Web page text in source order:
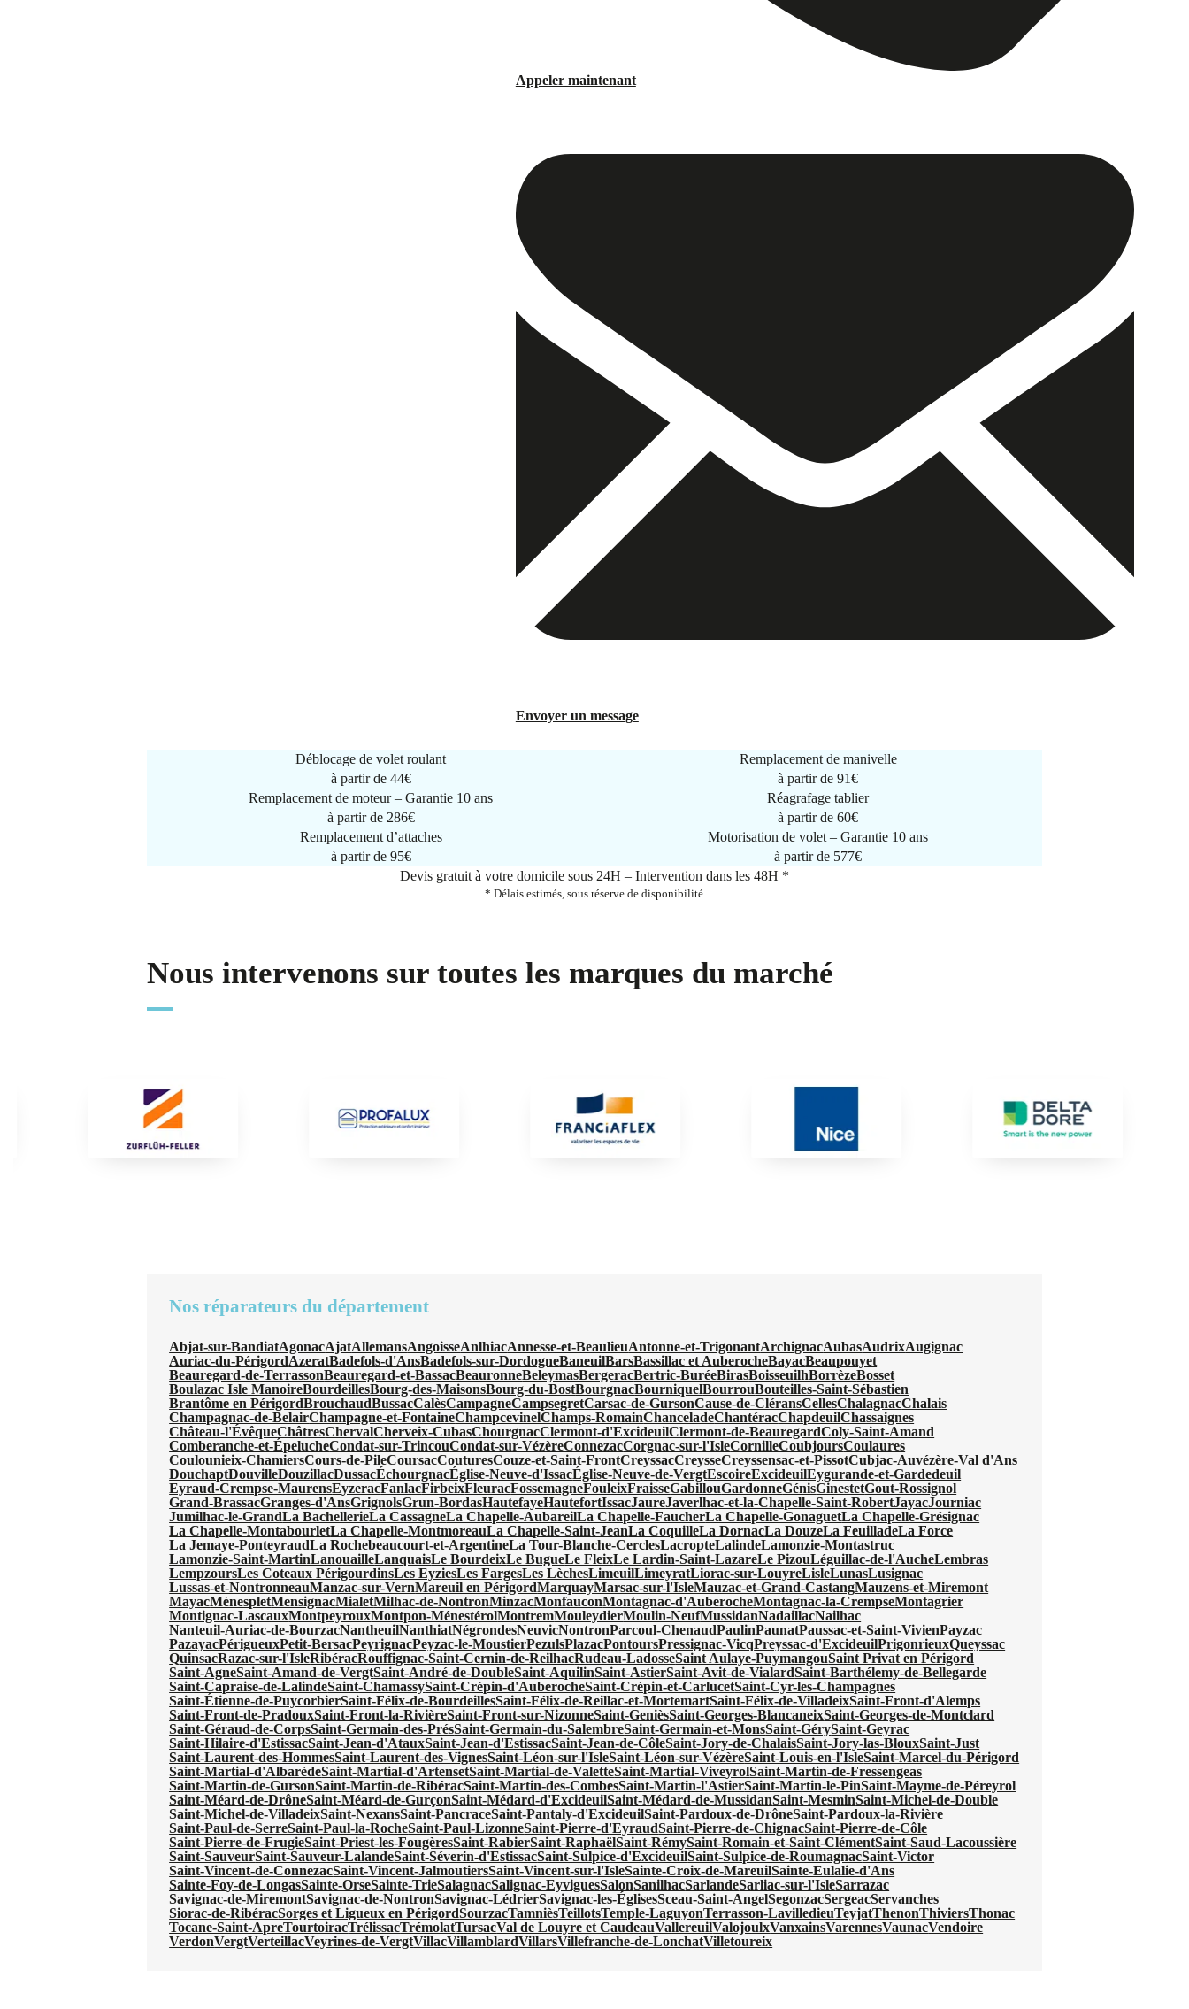
Appeler maintenant
Envoyer un message
Déblocage de volet roulant
à partir de 44€
Remplacement de manivelle
à partir de91€
Remplacement de moteur – Garantie 10 ans
à partir de 286€
Réagrafage tablier
à partir de60€
Remplacement d’attaches
à partir de 95€
Motorisation de volet – Garantie 10 ans
à partir de 577€
Devis gratuit à votre domicile sous 24H – Intervention dans les 48H *
* Délais estimés, sous réserve de disponibilité
Nous intervenons sur toutes les marques du marché
Nos réparateurs du département
Abjat-sur-BandiatAgonacAjatAllemansAngoisseAnlhiacAnnesse-et-BeaulieuAntonne-et-TrigonantArchignacAubasAudrixAugignac
Auriac-du-PérigordAzeratBadefols-d'AnsBadefols-sur-DordogneBaneuilBarsBassillac et AuberocheBayacBeaupouyet
Beauregard-de-TerrassonBeauregard-et-BassacBeauronneBeleymasBergeracBertric-BuréeBirasBoisseuilhBorrèzeBosset
Boulazac Isle ManoireBourdeillesBourg-des-MaisonsBourg-du-BostBourgnacBourniquelBourrouBouteilles-Saint-Sébastien
Brantôme en PérigordBrouchaudBussacCalèsCampagneCampsegretCarsac-de-GursonCause-de-CléransCellesChalagnacChalais
Champagnac-de-BelairChampagne-et-FontaineChampcevinelChamps-RomainChanceladeChantéracChapdeuilChassaignes
Château-l'ÉvêqueChâtresChervalCherveix-CubasChourgnacClermont-d'ExcideuilClermont-de-BeauregardColy-Saint-Amand
Comberanche-et-ÉpelucheCondat-sur-TrincouCondat-sur-VézèreConnezacCorgnac-sur-l'IsleCornilleCoubjoursCoulaures
Coulounieix-ChamiersCours-de-PileCoursacCouturesCouze-et-Saint-FrontCreyssacCreysseCreyssensac-et-PissotCubjac-Auvézère-Val d'Ans
DouchaptDouvilleDouzillacDussacÉchourgnacÉglise-Neuve-d'IssacÉglise-Neuve-de-VergtEscoireExcideuilEygurande-et-Gardedeuil
Eyraud-Crempse-MaurensEyzeracFanlacFirbeixFleuracFossemagneFouleixFraisseGabillouGardonneGénisGinestetGout-Rossignol
Grand-BrassacGranges-d'AnsGrignolsGrun-BordasHautefayeHautefortIssacJaureJaverlhac-et-la-Chapelle-Saint-RobertJayacJourniac
Jumilhac-le-GrandLa BachellerieLa CassagneLa Chapelle-AubareilLa Chapelle-FaucherLa Chapelle-GonaguetLa Chapelle-Grésignac
La Chapelle-MontabourletLa Chapelle-MontmoreauLa Chapelle-Saint-JeanLa CoquilleLa DornacLa DouzeLa FeuilladeLa Force
La Jemaye-PonteyraudLa Rochebeaucourt-et-ArgentineLa Tour-Blanche-CerclesLacropteLalindeLamonzie-Montastruc
Lamonzie-Saint-MartinLanouailleLanquaisLe BourdeixLe BugueLe FleixLe Lardin-Saint-LazareLe PizouLéguillac-de-l'AucheLembras
LempzoursLes Coteaux PérigourdinsLes EyziesLes FargesLes LèchesLimeuilLimeyratLiorac-sur-LouyreLisleLunasLusignac
Lussas-et-NontronneauManzac-sur-VernMareuil en PérigordMarquayMarsac-sur-l'IsleMauzac-et-Grand-CastangMauzens-et-Miremont
MayacMénespletMensignacMialetMilhac-de-NontronMinzacMonfauconMontagnac-d'AuberocheMontagnac-la-CrempseMontagrier
Montignac-LascauxMontpeyrouxMontpon-MénestérolMontremMouleydierMoulin-NeufMussidanNadaillacNailhac
Nanteuil-Auriac-de-BourzacNantheuilNanthiatNégrondesNeuvicNontronParcoul-ChenaudPaulinPaunatPaussac-et-Saint-VivienPayzac
PazayacPérigueuxPetit-BersacPeyrignacPeyzac-le-MoustierPezulsPlazacPontoursPressignac-VicqPreyssac-d'ExcideuilPrigonrieuxQueyssac
QuinsacRazac-sur-l'IsleRibéracRouffignac-Saint-Cernin-de-ReilhacRudeau-LadosseSaint Aulaye-PuymangouSaint Privat en Périgord
Saint-AgneSaint-Amand-de-VergtSaint-André-de-DoubleSaint-AquilinSaint-AstierSaint-Avit-de-VialardSaint-Barthélemy-de-Bellegarde
Saint-Capraise-de-LalindeSaint-ChamassySaint-Crépin-d'AuberocheSaint-Crépin-et-CarlucetSaint-Cyr-les-Champagnes
Saint-Étienne-de-PuycorbierSaint-Félix-de-BourdeillesSaint-Félix-de-Reillac-et-MortemartSaint-Félix-de-VilladeixSaint-Front-d'Alemps
Saint-Front-de-PradouxSaint-Front-la-RivièreSaint-Front-sur-NizonneSaint-GenièsSaint-Georges-BlancaneixSaint-Georges-de-Montclard
Saint-Géraud-de-CorpsSaint-Germain-des-PrésSaint-Germain-du-SalembreSaint-Germain-et-MonsSaint-GérySaint-Geyrac
Saint-Hilaire-d'EstissacSaint-Jean-d'AtauxSaint-Jean-d'EstissacSaint-Jean-de-CôleSaint-Jory-de-ChalaisSaint-Jory-las-BlouxSaint-Just
Saint-Laurent-des-HommesSaint-Laurent-des-VignesSaint-Léon-sur-l'IsleSaint-Léon-sur-VézèreSaint-Louis-en-l'IsleSaint-Marcel-du-Périgord
Saint-Martial-d'AlbarèdeSaint-Martial-d'ArtensetSaint-Martial-de-ValetteSaint-Martial-ViveyrolSaint-Martin-de-Fressengeas
Saint-Martin-de-GursonSaint-Martin-de-RibéracSaint-Martin-des-CombesSaint-Martin-l'AstierSaint-Martin-le-PinSaint-Mayme-de-Péreyrol
Saint-Méard-de-DrôneSaint-Méard-de-GurçonSaint-Médard-d'ExcideuilSaint-Médard-de-MussidanSaint-MesminSaint-Michel-de-Double
Saint-Michel-de-VilladeixSaint-NexansSaint-PancraceSaint-Pantaly-d'ExcideuilSaint-Pardoux-de-DrôneSaint-Pardoux-la-Rivière
Saint-Paul-de-SerreSaint-Paul-la-RocheSaint-Paul-LizonneSaint-Pierre-d'EyraudSaint-Pierre-de-ChignacSaint-Pierre-de-Côle
Saint-Pierre-de-FrugieSaint-Priest-les-FougèresSaint-RabierSaint-RaphaëlSaint-RémySaint-Romain-et-Saint-ClémentSaint-Saud-Lacoussière
Saint-SauveurSaint-Sauveur-LalandeSaint-Séverin-d'EstissacSaint-Sulpice-d'ExcideuilSaint-Sulpice-de-RoumagnacSaint-Victor
Saint-Vincent-de-ConnezacSaint-Vincent-JalmoutiersSaint-Vincent-sur-l'IsleSainte-Croix-de-MareuilSainte-Eulalie-d'Ans
Sainte-Foy-de-LongasSainte-OrseSainte-TrieSalagnacSalignac-EyviguesSalonSanilhacSarlandeSarliac-sur-l'IsleSarrazac
Savignac-de-MiremontSavignac-de-NontronSavignac-LédrierSavignac-les-ÉglisesSceau-Saint-AngelSegonzacSergeacServanches
Siorac-de-RibéracSorges et Ligueux en PérigordSourzacTamnièsTeillotsTemple-LaguyonTerrasson-LavilledieuTeyjatThenonThiviersThonac
Tocane-Saint-ApreTourtoiracTrélissacTrémolatTursacVal de Louyre et CaudeauVallereuilValojoulxVanxainsVarennesVaunacVendoire
VerdonVergtVerteillacVeyrines-de-VergtVillacVillamblardVillarsVillefranche-de-LonchatVilletoureix